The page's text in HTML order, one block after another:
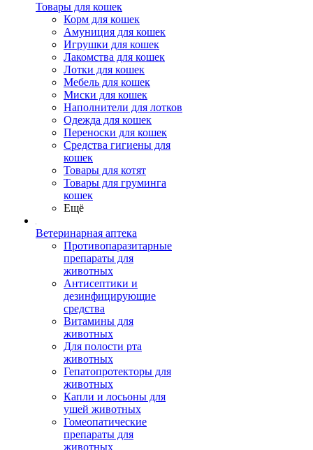
Товары для кошек
Корм для кошек
Амуниция для кошек
Игрушки для кошек
Лакомства для кошек
Лотки для кошек
Мебель для кошек
Миски для кошек
Наполнители для лотков
Одежда для кошек
Переноски для кошек
Средства гигиены для
кошек
Товары для котят
Товары для груминга
кошек
Ещё
Ветеринарная аптека
Противопаразитарные
препараты для
животных
Антисептики и
дезинфицирующие
средства
Витамины для
животных
Для полости рта
животных
Гепатопротекторы для
животных
Капли и лосьоны для
ушей животных
Гомеопатические
препараты для
животных